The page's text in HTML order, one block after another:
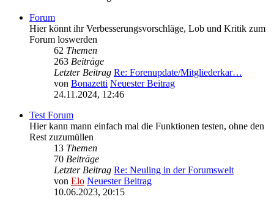
Forum
Hier könnt ihr Verbesserungsvorschläge, Lob und Kritik zum
Forum loswerden
62 Themen
263 Beiträge
Letzter Beitrag Re: Forenupdate/Mitgliederkar…
von Bonazetti Neuester Beitrag
24.11.2024, 12:46
Test Forum
Hier kann mann einfach mal die Funktionen testen, ohne den
Rest zuzumüllen
13 Themen
70 Beiträge
Letzter Beitrag Re: Neuling in der Forumswelt
von Elo Neuester Beitrag
10.06.2023, 20:15